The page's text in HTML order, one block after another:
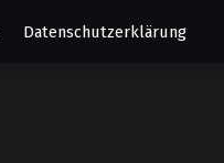
Datenschutzerklärung